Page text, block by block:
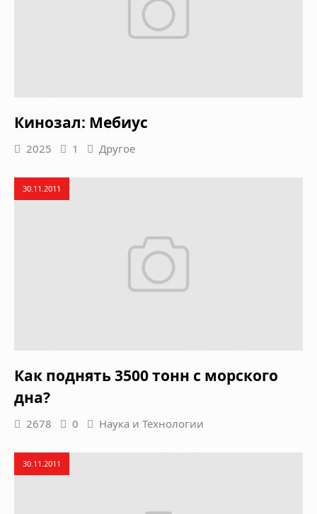
Кинозал: Мебиус
2025 1 Другое
30.11.2011
Как поднять 3500 тонн с морского
дна?
2678 0 Наука и Технологии
30.11.2011